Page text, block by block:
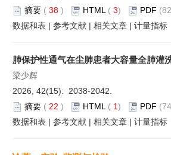
摘要 ( 38 ) HTML ( 3) PDF
数据和表 | 参考文献 | 相关文章 | 计量指标
肺保护性通气在尘肺患者大容量全肺灌
梁少辉
2026, 42(15): 2038-2042.
摘要 ( 22 ) HTML ( 1) PDF
数据和表 | 参考文献 | 相关文章 | 计量指标